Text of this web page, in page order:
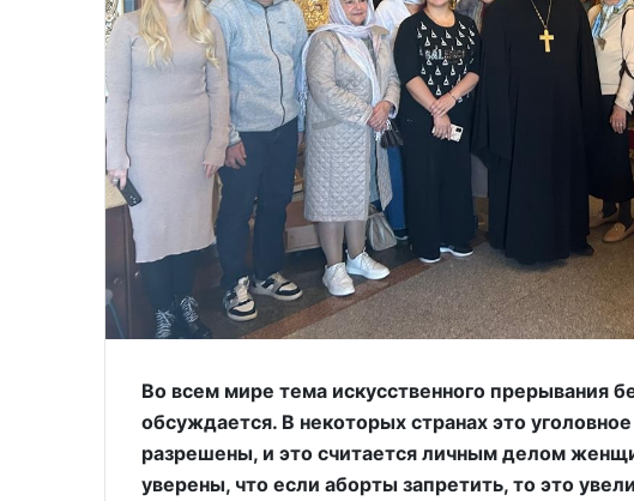
Во всем мире тема искусственного прерывания
обсуждается. В некоторых странах это
разрешены, и это считается личным делом
уверены, что если аборты запретить, то это